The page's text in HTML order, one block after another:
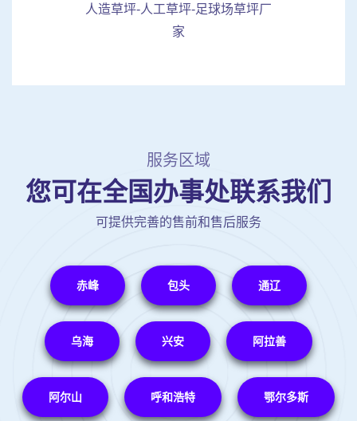
人造草坪-人工草坪-足球场草坪厂
家
服务区域
您可在全国办事处联系我们
可提供完善的售前和售后服务
赤峰 包头 通辽
乌海 兴安 阿拉善
阿尔山 呼和浩特 鄂尔多斯